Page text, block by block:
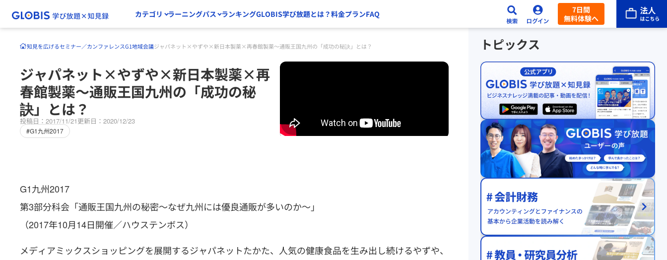
カテゴリ ラーニングパス ランキングGLOBIS学び放題とは？料金プランFAQ
7日間
無料体験へ
知見を広げるセミナー／カンファレンスG1地域会議ジャパネット×やずや×新日本製薬×再春館製薬～通販王国九州の「成功の秘訣」とは？
ジャパネット×やずや×新日本製薬×再
春館製薬～通販王国九州の「成功の秘
訣」とは？
投稿日：2017/11/21更新日：2020/12/23
#G1九州2017
G1九州2017
第3部分科会「通販王国九州の秘密～なぜ九州には優良通販が多いのか～」
（2017年10月14日開催／ハウステンボス）
メディアミックスショッピングを展開するジャパネットたかた、人気の健康食品を生み出し続けるやずや、
トピックス